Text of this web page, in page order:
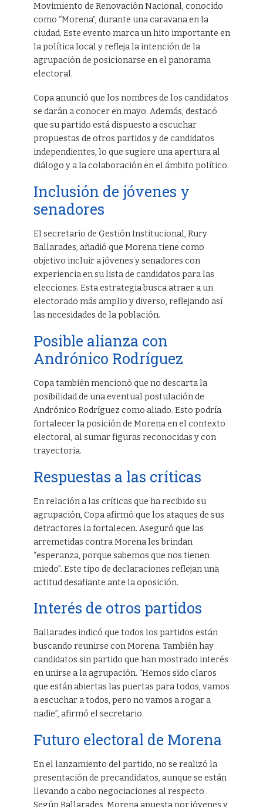
Movimiento de Renovación Nacional, conocido
como “Morena”, durante una caravana en la
ciudad. Este evento marca un hito importante en
la política local y refleja la intención de la
agrupación de posicionarse en el panorama
electoral.
Copa anunció que los nombres de los candidatos
se darán a conocer en mayo. Además, destacó
que su partido está dispuesto a escuchar
propuestas de otros partidos y de candidatos
independientes, lo que sugiere una apertura al
diálogo y a la colaboración en el ámbito político.
Inclusión de jóvenes y
senadores
El secretario de Gestión Institucional, Rury
Ballarades, añadió que Morena tiene como
objetivo incluir a jóvenes y senadores con
experiencia en su lista de candidatos para las
elecciones. Esta estrategia busca atraer a un
electorado más amplio y diverso, reflejando así
las necesidades de la población.
Posible alianza con
Andrónico Rodríguez
Copa también mencionó que no descarta la
posibilidad de una eventual postulación de
Andrónico Rodríguez como aliado. Esto podría
fortalecer la posición de Morena en el contexto
electoral, al sumar figuras reconocidas y con
trayectoria.
Respuestas a las críticas
En relación a las críticas que ha recibido su
agrupación, Copa afirmó que los ataques de sus
detractores la fortalecen. Aseguró que las
arremetidas contra Morena les brindan
“esperanza, porque sabemos que nos tienen
miedo”. Este tipo de declaraciones reflejan una
actitud desafiante ante la oposición.
Interés de otros partidos
Ballarades indicó que todos los partidos están
buscando reunirse con Morena. También hay
candidatos sin partido que han mostrado interés
en unirse a la agrupación. “Hemos sido claros
que están abiertas las puertas para todos, vamos
a escuchar a todos, pero no vamos a rogar a
nadie”, afirmó el secretario.
Futuro electoral de Morena
En el lanzamiento del partido, no se realizó la
presentación de precandidatos, aunque se están
llevando a cabo negociaciones al respecto.